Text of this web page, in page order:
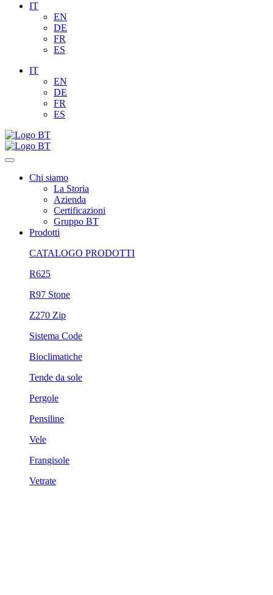
IT
EN
DE
FR
ES
IT
EN
DE
FR
ES
Chi siamo
La Storia
Azienda
Certificazioni
Gruppo BT
Prodotti
CATALOGO PRODOTTI
R625
R97 Stone
Z270 Zip
Sistema Code
Bioclimatiche
Tende da sole
Pergole
Pensiline
Vele
Frangisole
Vetrate